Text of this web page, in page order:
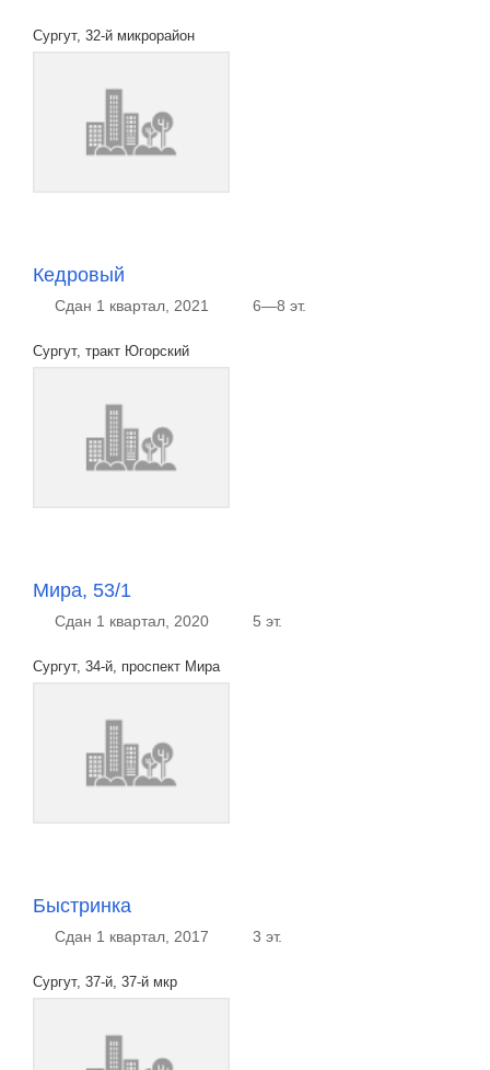
Сургут, 32-й микрорайон
Кедровый
Сдан 1 квартал, 2021 6—8 эт.
Сургут, тракт Югорский
Мира, 53/1
Сдан 1 квартал, 2020 5 эт.
Сургут, 34-й, проспект Мира
Быстринка
Сдан 1 квартал, 2017 3 эт.
Сургут, 37-й, 37-й мкр